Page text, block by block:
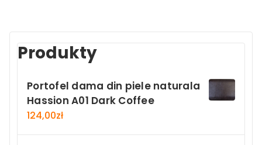
Produkty
Portofel dama din piele naturala
Hassion A01 Dark Coffee
124,00zł